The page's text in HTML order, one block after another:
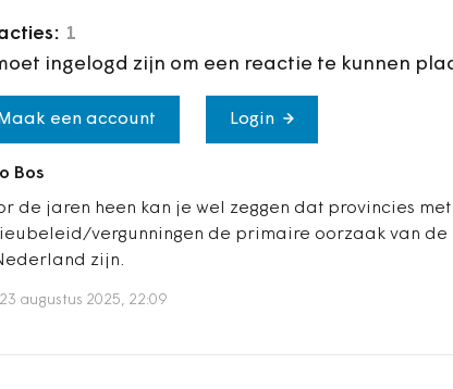
1
ingelogd zijn om een reactie te kunnen
Maak een account Login
Bos
de jaren heen kan je wel zeggen dat provincies
vergunningen de primaire oorzaak van de
zijn.
augustus 2025, 22:09